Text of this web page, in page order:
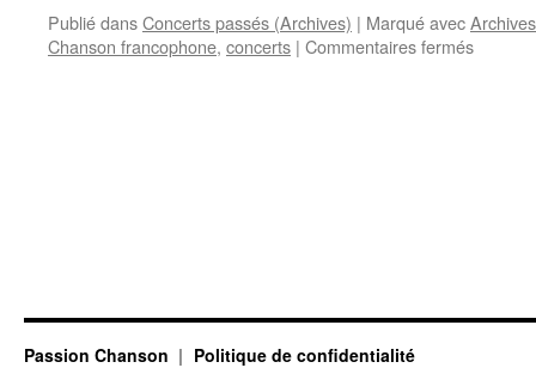
Publié dansConcerts passés (Archives) | Marqué avecArchives
Chanson francophone, concerts | Commentaires ferméssur
Passion Chanson Politique de confidentialité